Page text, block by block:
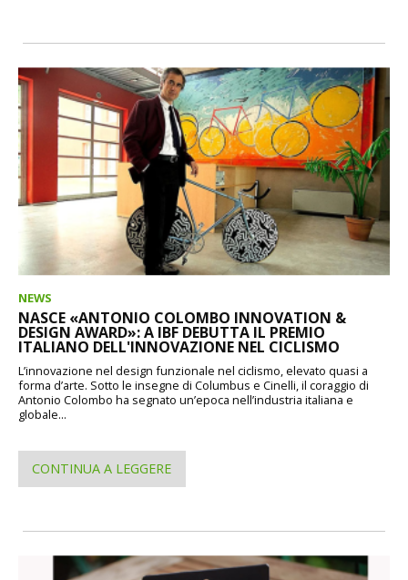
NEWS
NASCE «ANTONIO COLOMBO INNOVATION &
DESIGN AWARD»: A IBF DEBUTTA IL PREMIO
ITALIANO DELL'INNOVAZIONE NEL CICLISMO
L’innovazione nel design funzionale nel ciclismo, elevato quasi a
forma d’arte. Sotto le insegne di Columbus e Cinelli, il coraggio di
Antonio Colombo ha segnato un’epoca nell’industria italiana e
globale...
CONTINUA A LEGGERE